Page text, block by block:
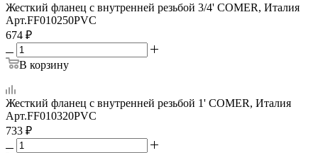
Жесткий фланец с внутренней резьбой 3/4' COMER, Италия
Арт.FF010250PVC
674 ₽
В корзину
Жесткий фланец с внутренней резьбой 1' COMER, Италия
Арт.FF010320PVC
733 ₽